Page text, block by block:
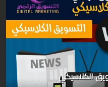
الكلاسيكي